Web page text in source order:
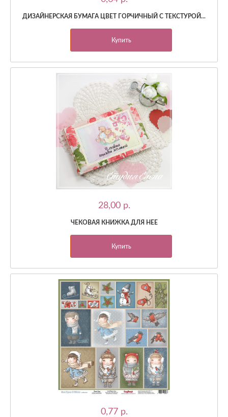
ДИЗАЙНЕРСКАЯ БУМАГА ЦВЕТ ГОРЧИЧНЫЙ С ТЕКСТУРОЙ...
Купить
28,00 p.
ЧЕКОВАЯ КНИЖКА ДЛЯ НЕЕ
Купить
0,77 p.